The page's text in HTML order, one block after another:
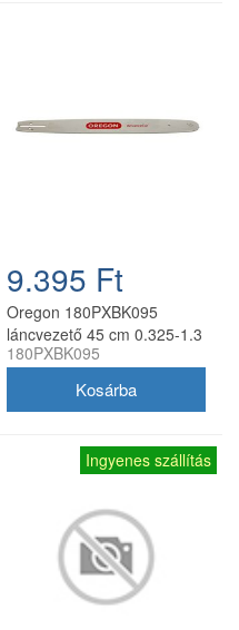
9.395 Ft
Oregon 180PXBK095
láncvezető 45 cm 0.325-1.3
mm 72 szemes Husqvarna
180PXBK095
Ingyenes szállítás